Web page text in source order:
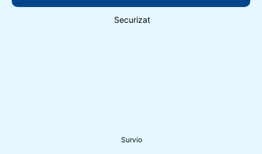
Securizat
Survio